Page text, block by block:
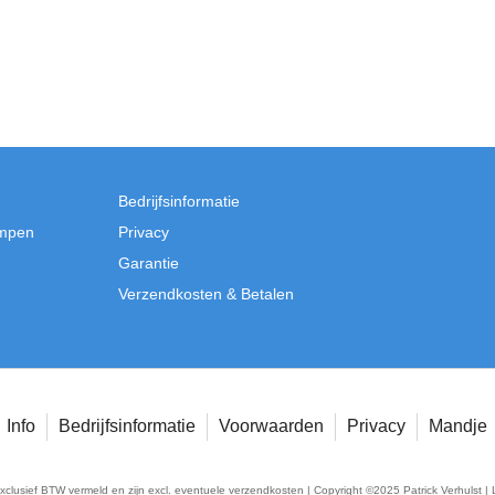
Bedrijfsinformatie
Privacy
Garantie
Verzendkosten & Betalen
Info Bedrijfsinformatie Voorwaarden Privacy Mandje
BTW vermeld en zijn excl. eventuele verzendkosten | Copyright ©2025 Patrick Verhulst |